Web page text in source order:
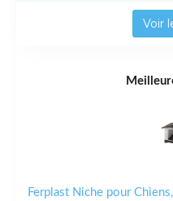
Voir
Ferplast Niche pour